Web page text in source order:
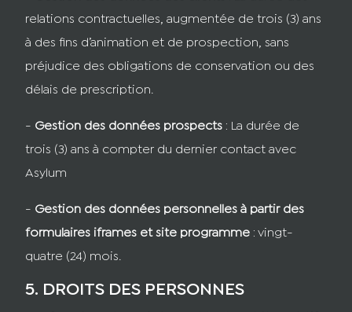
relations contractuelles, augmentée de trois (3) ans
à des fins d’animation et de prospection, sans
préjudice des obligations de conservation ou des
délais de prescription.
- Gestion des données prospects : La durée de
trois (3) ans à compter du dernier contact avec
Asylum
- Gestion des données personnelles à partir des
formulaires iframes et site programme : vingt-
quatre (24) mois.
5. DROITS DES PERSONNES